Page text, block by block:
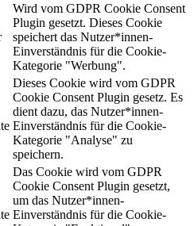
Wird vom GDPR Cookie Consent
Plugin gesetzt. Dieses Cookie
speichert das Nutzer*innen-
Einverständnis für die Cookie-
Kategorie "Werbung".
Dieses Cookie wird vom GDPR
Cookie Consent Plugin gesetz. Es
dient dazu, das Nutzer*innen-
Einverständnis für die Cookie-
Kategorie "Analyse" zu
speichern.
Das Cookie wird vom GDPR
Cookie Consent Plugin gesetzt,
um das Nutzer*innen-
Einverständnis für die Cookie-